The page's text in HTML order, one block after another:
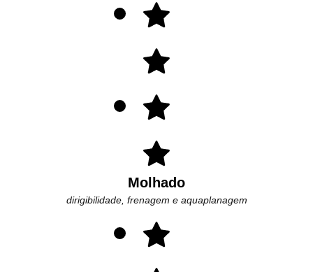
Molhado
dirigibilidade, frenagem e aquaplanagem